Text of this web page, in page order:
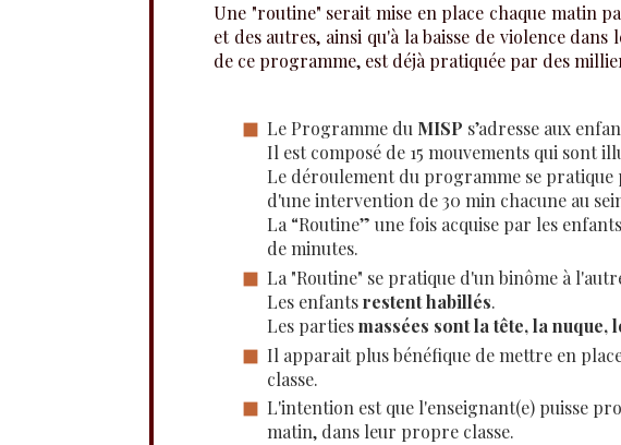
Une "routine" serait mise en place chaque matin
et des autres, ainsi qu'à la baisse de violence
de ce programme, est déjà pratiquée par des
Le Programme du MISP s’adresse aux
Il est composé de 15 mouvements qui sont
Le déroulement du programme se pratique
d'une intervention de 30 min chacune au
La “Routine” une fois acquise par les
de minutes.
La "Routine" se pratique d'un binôme à
Les enfantsrestent habillés.
Les partiesmassées sont la tête, la nuque,
Il apparait plus bénéfique de mettre en
classe.
L'intention est que l'enseignant(e) puisse
matin, dans leur propre classe.